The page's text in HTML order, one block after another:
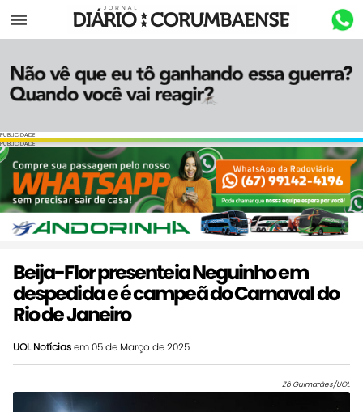
Menu
PUBLICIDADE
PUBLICIDADE
Beija-Flor presenteia Neguinho em
despedida e é campeã do Carnaval do
Rio de Janeiro
UOL Notíciasem 05 de Março de 2025
Zô Guimarães/UOL